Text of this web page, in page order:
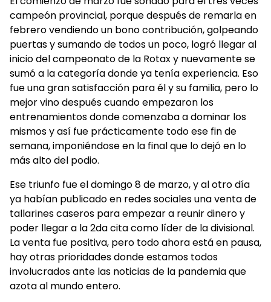
campeón provincial, porque después de remarla en
febrero vendiendo un bono contribución, golpeando
puertas y sumando de todos un poco, logró llegar al
inicio del campeonato de la Rotax y nuevamente se
sumó a la categoría donde ya tenía experiencia. Eso
fue una gran satisfacción para él y su familia, pero lo
mejor vino después cuando empezaron los
entrenamientos donde comenzaba a dominar los
mismos y así fue prácticamente todo ese fin de
semana, imponiéndose en la final que lo dejó en lo
más alto del podio.
Ese triunfo fue el domingo 8 de marzo, y al otro día
ya habían publicado en redes sociales una venta de
tallarines caseros para empezar a reunir dinero y
poder llegar a la 2da cita como líder de la divisional.
La venta fue positiva, pero todo ahora está en pausa,
hay otras prioridades donde estamos todos
involucrados ante las noticias de la pandemia que
azota al mundo entero.